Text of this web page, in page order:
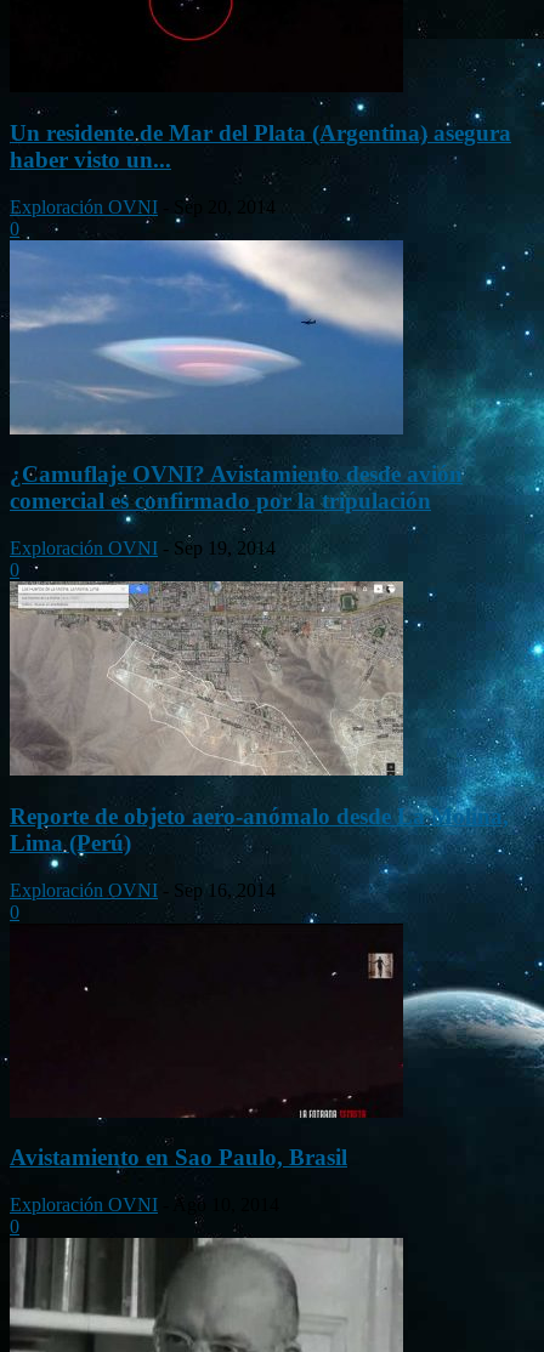
Un residente de Mar del Plata (Argentina) asegura
haber visto un...
Exploración OVNI
Sep 20, 2014
0
¿Camuflaje OVNI? Avistamiento desde avión
comercial es confirmado por la tripulación
Exploración OVNI - Sep 19, 2014
0
Reporte de objeto aero-anómalo desde La Molina,
Lima (Perú)
Exploración OVNI - Sep 16, 2014
0
Avistamiento en Sao Paulo, Brasil
Exploración OVNI
Ago 10, 2014
0